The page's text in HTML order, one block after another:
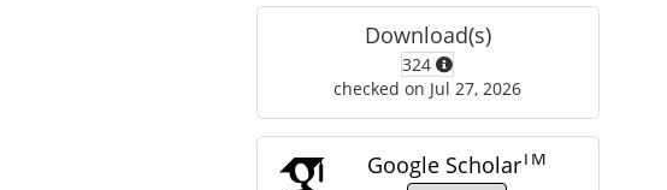
Download(s)
324
checked on Jul 27, 2026
Google ScholarTM